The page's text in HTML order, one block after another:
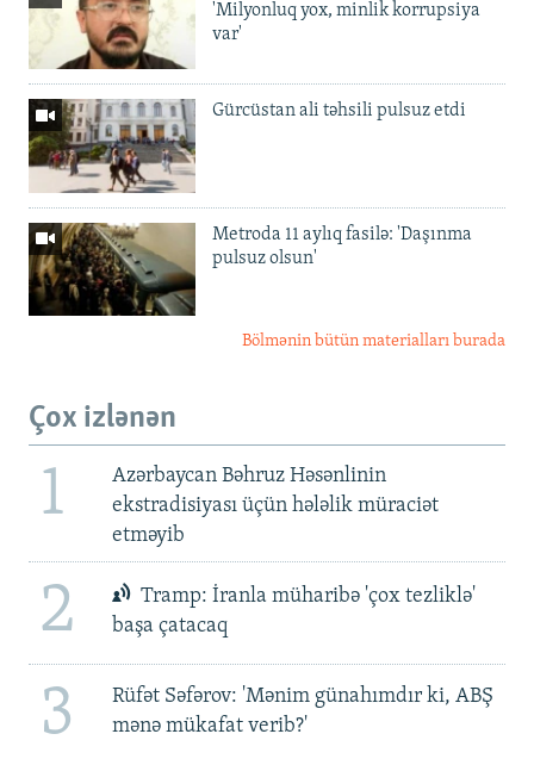
'Milyonluq yox, minlik korrupsiya
var'
Gürcüstan ali təhsili pulsuz etdi
Metroda 11 aylıq fasilə: 'Daşınma
pulsuz olsun'
Bölmənin bütün materialları burada
Çox izlənən
1
Azərbaycan Bəhruz Həsənlinin
ekstradisiyası üçün hələlik müraciət
etməyib
2
Tramp: İranla müharibə 'çox tezliklə'
başa çatacaq
3
Rüfət Səfərov: 'Mənim günahımdır ki, ABŞ
mənə mükafat verib?'